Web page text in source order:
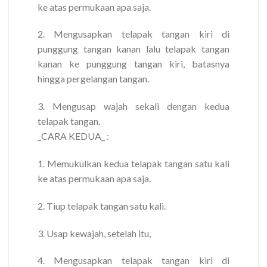
ke atas permukaan apa saja.
2. Mengusapkan telapak tangan kiri di
punggung tangan kanan lalu telapak tangan
kanan ke punggung tangan kiri, batasnya
hingga pergelangan tangan.
3. Mengusap wajah sekali dengan kedua
telapak tangan.
_CARA KEDUA_ :
1. Memukulkan kedua telapak tangan satu kali
ke atas permukaan apa saja.
2. Tiup telapak tangan satu kali.
3. Usap kewajah, setelah itu,
4. Mengusapkan telapak tangan kiri di